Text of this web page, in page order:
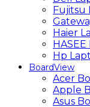
Fujitsu
Haier
Hp
BoardView
Acer
Apple
Asus